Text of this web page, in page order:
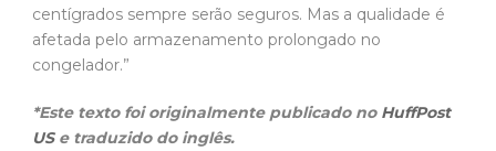
centígrados sempre serão seguros. Mas a qualidade é
afetada pelo armazenamento prolongado no
congelador.”
*Este texto foi originalmente publicado no HuffPost
US e traduzido do inglês.